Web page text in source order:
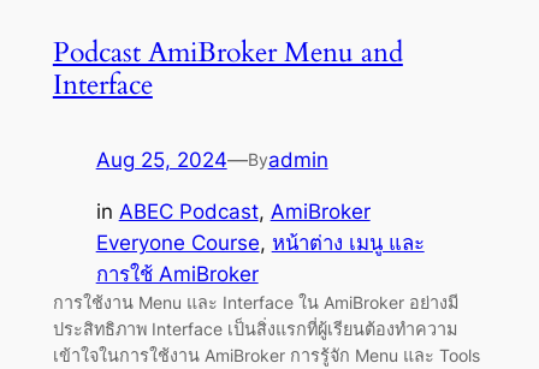
Podcast AmiBroker Menu and
Interface
Aug 25, 2024—Byadmin
in ABEC Podcast, AmiBroker
Everyone Course, หน้าต่าง เมนู และ
การใช้ AmiBroker
การใช้งาน Menu และ Interface ใน AmiBroker อย่างมี
ประสิทธิภาพ Interface เป็นสิ่งแรกที่ผู้เรียนต้องทำความ
เข้าใจในการใช้งาน AmiBroker การรู้จัก Menu และ Tools